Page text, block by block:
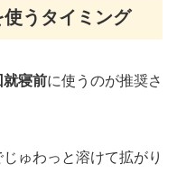
うタイミング
就寝前に使うのが推奨さ
ゅわっと溶けて拡がり